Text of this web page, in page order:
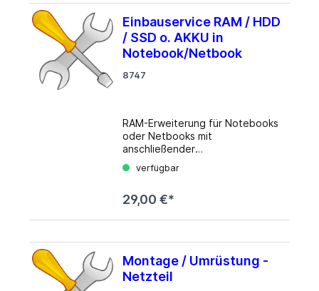
Einbauservice RAM / HDD
/ SSD o. AKKU in
Notebook/Netbook
8747
RAM-Erweiterung für Notebooks
oder Netbooks mit
anschließender
Funktionskontrolle. Der Service
gilt pro Gerät, unabhängig von
RAM-Module. Werden bereits
verfügbar
29,00 €*
Montage / Umrüstung -
Netzteil